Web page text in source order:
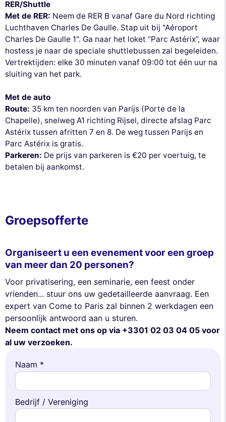
RER/Shuttle
Met de RER: Neem de RER B vanaf Gare du Nord richting
Luchthaven Charles De Gaulle. Stap uit bij "Aéroport
Charles De Gaulle 1". Ga naar het loket “Parc Astérix”, waar
hostess je naar de speciale shuttlebussen zal begeleiden.
Vertrektijden: elke 30 minuten vanaf 09:00 tot één uur na
sluiting van het park.
Met de auto
Route: 35 km ten noorden van Parijs (Porte de la
Chapelle), snelweg A1 richting Rijsel, directe afslag Parc
Astérix tussen afritten 7 en 8. De weg tussen Parijs en
Parc Astérix is gratis.
Parkeren: De prijs van parkeren is €20 per voertuig, te
betalen bij aankomst.
Groepsofferte
Organiseert u een evenement voor een groep
van meer dan 20 personen?
Voor privatisering, een seminarie, een feest onder
vrienden... stuur ons uw gedetailleerde aanvraag. Een
expert van Come to Paris zal binnen 2 werkdagen een
persoonlijk antwoord aan u sturen.
Neem contact met ons op via +3301 02 03 04 05 voor
al uw verzoeken.
Naam *
Bedrijf / Vereniging